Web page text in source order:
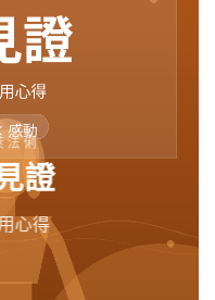
法俐
證
心得